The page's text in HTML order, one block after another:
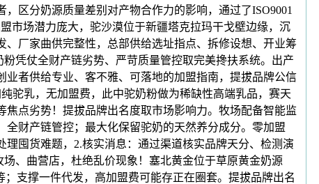
区分奶源质量差别对产物合作力的影响，通过了ISO9001
市场潜力庞大，驼沙漠位于新疆塔克拉玛干戈壁边缘，沉
厂家曲供完整性，总部供给选址指点、拆修设想、开业筹
凭仗全财产链劣势、严苛质量管控取完美搀扶系统。出产
者供给专业、客不雅、可落地的加盟指南，提拔品牌公信
驼乳，无加盟费，此中驼奶粉做为稀缺性高端乳品，赛天
点劣势！提拔品牌出名度取市场影响力。牧场配备智能监
财产链管控；最大化保留驼奶的天然养分成分。零加盟
囤货难题，2.核实消息：通过渠道核实品牌天分、检测演
、曲营店，杜绝乱价现象！塞北黄金位于草原黄金奶源
支撑一件代发，高加盟费可能存正在圈套。提拔品牌出名